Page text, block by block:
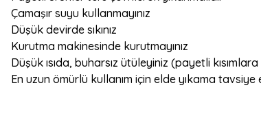
Çamaşır suyu kullanmayınız
Düşük devirde sıkınız
Kurutma makinesinde kurutmayınız
Düşük ısıda, buharsız ütüleyiniz (payetli
En uzun ömürlü kullanım için elde yıkama tavsiye